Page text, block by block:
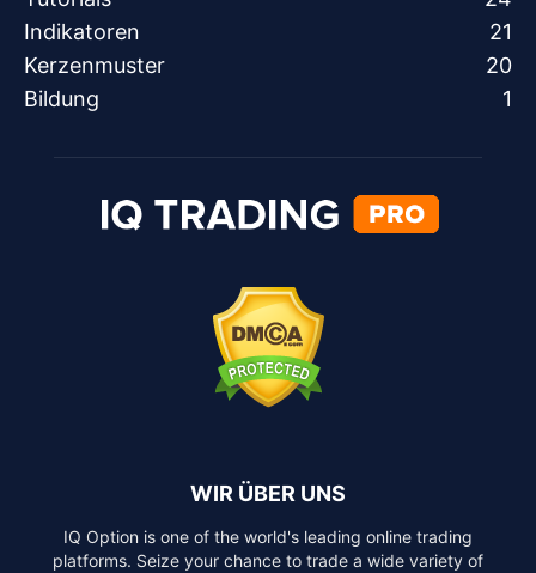
Indikatoren
21
Kerzenmuster
20
Bildung
1
WIR ÜBER UNS
IQ Option is one of the world's leading online trading
platforms. Seize your chance to trade a wide variety of